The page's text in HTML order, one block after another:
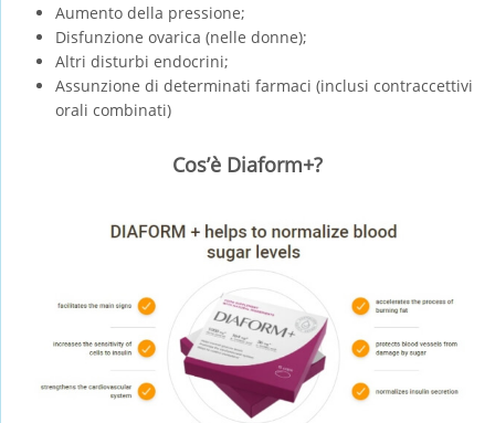
Aumento della pressione;
Disfunzione ovarica (nelle donne);
Altri disturbi endocrini;
Assunzione di determinati farmaci (inclusi contraccettivi
orali combinati)
Cos’è Diaform+?